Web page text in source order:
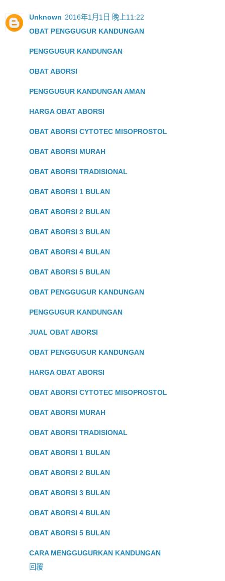
Unknown 2016年1月1日 晚上11:22
OBAT PENGGUGUR KANDUNGAN
PENGGUGUR KANDUNGAN
OBAT ABORSI
PENGGUGUR KANDUNGAN AMAN
HARGA OBAT ABORSI
OBAT ABORSI CYTOTEC MISOPROSTOL
OBAT ABORSI MURAH
OBAT ABORSI TRADISIONAL
OBAT ABORSI 1 BULAN
OBAT ABORSI 2 BULAN
OBAT ABORSI 3 BULAN
OBAT ABORSI 4 BULAN
OBAT ABORSI 5 BULAN
OBAT PENGGUGUR KANDUNGAN
PENGGUGUR KANDUNGAN
JUAL OBAT ABORSI
OBAT PENGGUGUR KANDUNGAN
HARGA OBAT ABORSI
OBAT ABORSI CYTOTEC MISOPROSTOL
OBAT ABORSI MURAH
OBAT ABORSI TRADISIONAL
OBAT ABORSI 1 BULAN
OBAT ABORSI 2 BULAN
OBAT ABORSI 3 BULAN
OBAT ABORSI 4 BULAN
OBAT ABORSI 5 BULAN
CARA MENGGUGURKAN KANDUNGAN
回覆